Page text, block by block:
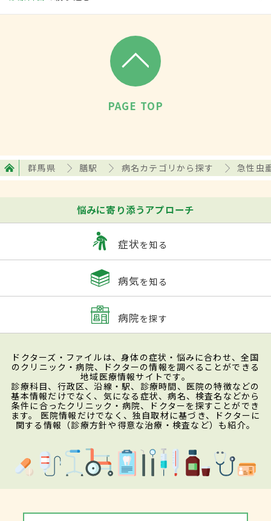
PAGE TOP
群馬県 膳駅 病名カテゴリから探す 急性虫
悩みに寄り添うアプローチ
症状を知る
病気を知る
病院を探す
ドクターズ・ファイルは、身体の症状・悩みに合わせ、全国
のクリニック・病院、ドクターの情報を調べることができる
地域医療情報サイトです。
診療科目、行政区、沿線・駅、診療時間、医院の特徴などの
基本情報だけでなく、気になる症状、病名、検査名などから
条件に合ったクリニック・病院、ドクターを探すことができ
ます。 医院情報だけでなく、独自取材に基づき、ドクターに
関する情報（診療方針や得意な治療・検査など）も紹介。